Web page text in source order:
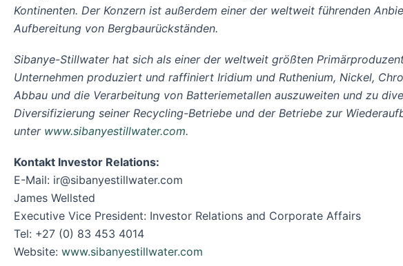
Kontinenten. Der Konzern ist außerdem einer der weltweit führenden
Aufbereitung von Bergbaurückständen.
Sibanye-Stillwater hat sich als einer der weltweit größten
Unternehmen produziert und raffiniert Iridium und Ruthenium, Nickel,
Abbau und die Verarbeitung von Batteriemetallen auszuweiten und zu
Diversifizierung seiner Recycling-Betriebe und der Betriebe zur
unter www.sibanyestillwater.com.
Kontakt Investor Relations:
E-Mail: ir@sibanyestillwater.com
James Wellsted
Executive Vice President: Investor Relations and Corporate Affairs
Tel: +27 (0) 83 453 4014
Website: www.sibanyestillwater.com